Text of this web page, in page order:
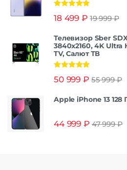
из 5
18 499 ₽ 19 999₽
Телевизор Sber
3840x2160, 4K Ultra
TV, Салют ТВ
из 5
50 999 ₽ 55 999₽
Apple iPhone 13 128
44 999 ₽ 47 999₽